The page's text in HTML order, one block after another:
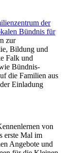
der
Bündnis für
zur
Bildung und
Falk und
Bündnis-
die Familien aus
Einladung
von
erste Mal im
Angebote und